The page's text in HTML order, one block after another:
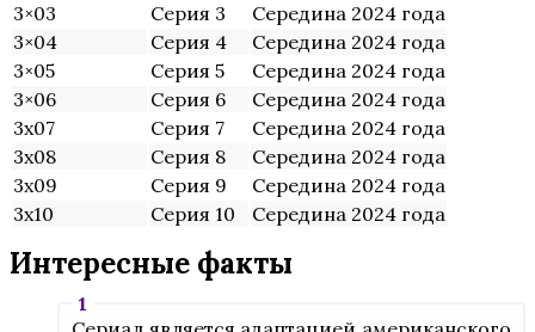
3×03 Серия 3
Середина 2024 года
3×04
Серия 4
Середина 2024 года
3×05
Серия 5
Середина 2024 года
3×06
Серия 6
Середина 2024 года
3х07
Серия 7
Середина 2024 года
3х08
Серия 8
Середина 2024 года
3х09
Серия 9
Середина 2024 года
3х10
Серия 10 Середина 2024 года
Интересные факты